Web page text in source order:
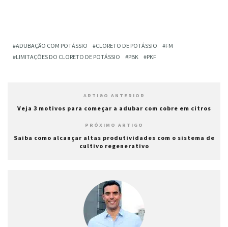
ADUBAÇÃO COM POTÁSSIO CLORETO DE POTÁSSIO
FM
LIMITAÇÕES DO CLORETO DE POTÁSSIO
PBK PKF
ARTIGO ANTERIOR
Veja 3 motivos para começar a adubar com cobre em citros
PRÓXIMO ARTIGO
Saiba como alcançar altas produtividades com o sistema de
cultivo regenerativo